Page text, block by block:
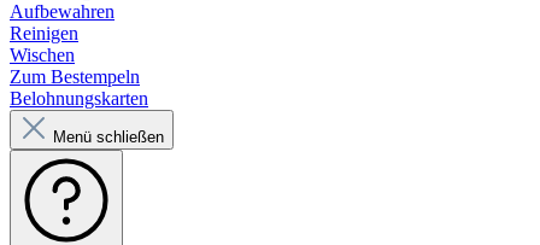
Aufbewahren
Reinigen
Wischen
Zum Bestempeln
Belohnungskarten
Menü schließen